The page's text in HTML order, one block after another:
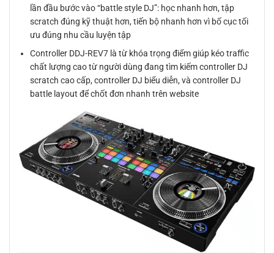
lần đầu bước vào “battle style DJ”: học nhanh hơn, tập
scratch đúng kỹ thuật hơn, tiến bộ nhanh hơn vì bố cục tối
ưu đúng nhu cầu luyện tập
Controller DDJ-REV7 là từ khóa trọng điểm giúp kéo traffic
chất lượng cao từ người dùng đang tìm kiếm controller DJ
scratch cao cấp, controller DJ biểu diễn, và controller DJ
battle layout để chốt đơn nhanh trên website